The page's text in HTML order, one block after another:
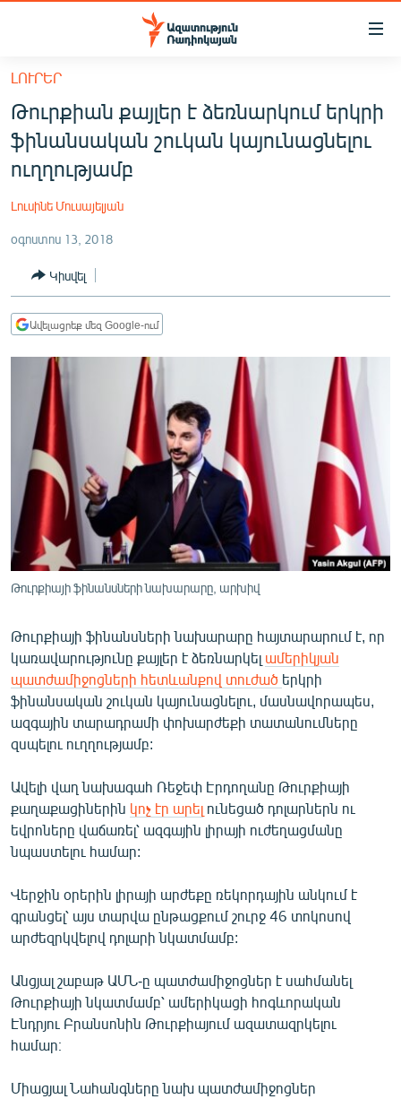
Մատչելիության
հիմնական
բովանդակությանը
Անցնել
հիմնական
մենյուին
ՀԱՅԱՍՏԱՆ
ՔԱՂԱՔԱԿԱՆ
ՏՆՏԵՍՈՒԹՅՈՒՆ
ՂԱՐԱԲԱՂ
ՏԱՐԱԾԱՇՐՋԱՆ
ՄԻՋԱԶԳԱՅԻՆ
ՄՇԱԿՈՒՅԹ
ՍՊՈՐՏ
ՄԵԿՆԱԲԱՆՈՒԹՅՈՒՆ
ՏՏ ԵՒ ԻՆՏԵՐՆԵՏ
ՏԵՍԱՆՅՈՒԹԵՐ
ԲԱՆԱՎԵՃ
ՁԳՏԵԼՈՎ ԼԱՎԱԳՈՒՅՆԻՆ
ՓՈԴՔԱՍԹ
Հայերեն
English
Русский
ՀԵՏԵՎԵՔ ՄԵԶ
«Ազատության» բոլոր կայքերը
ԼՈՒՐԵՐ
Թուրքիան քայլեր է ձեռնարկում երկրի
ֆինանսական շուկան կայունացնելու
ուղղությամբ
Լուսինե Մուսայելյան
օգոստոս 13, 2018
Կիսվել
Ավելացրեք մեզ Google-ում
Թուրքիայի ֆինանսների նախարարը, արխիվ
Թուրքիայի ֆինանսների նախարարը հայտարարում է, որ
կառավարությունը քայլեր է ձեռնարկել ամերիկյան
պատժամիջոցների հետևանքով տուժած երկրի
ֆինանսական շուկան կայունացնելու, մասնավորապես,
ազգային տարադրամի փոխարժեքի տատանումները
զսպելու ուղղությամբ:
Ավելի վաղ նախագահ Ռեջեփ Էրդողանը Թուրքիայի
քաղաքացիներին կոչ էր արել ունեցած դոլարներն ու
եվրոները վաճառել՝ ազգային լիրայի ուժեղացմանը
նպաստելու համար:
Վերջին օրերին լիրայի արժեքը ռեկորդային անկում է
գրանցել՝ այս տարվա ընթացքում շուրջ 46 տոկոսով
արժեզրկվելով դոլարի նկատմամբ:
Անցյալ շաբաթ ԱՄՆ-ը պատժամիջոցներ է սահմանել
Թուրքիայի նկատմամբ՝ ամերիկացի հոգևորական
Էնդրյու Բրանսոնին Թուրքիայում ազատազրկելու
համար։
Միացյալ Նահանգները նախ պատժամիջոցներ